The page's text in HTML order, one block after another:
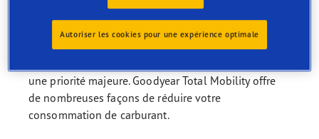
vous tirer vers le bas?
Le carburant représente un coût important pour
une priorité majeure. Goodyear Total Mobility offre
de nombreuses façons de réduire votre
consommation de carburant.
Autoriser les cookies pour une expérience optimale